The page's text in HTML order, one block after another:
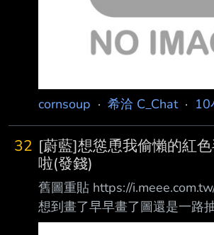
cornsoup · 希洽 C_Chat· 10
32 [蔚藍]想慫恿我偷懶的紅
啦(發錢)
舊圖重貼 https://
想到畫了早早畫了圖還是一路
這毛絨絨真的很壞(x